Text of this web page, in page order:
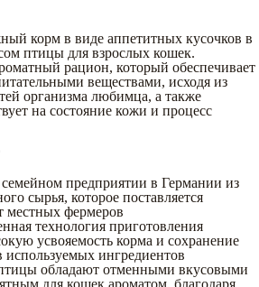
корм в виде аппетитных кусочков в
птицы для взрослых кошек.
рацион, который обеспечивает
веществами, исходя из
организма любимца, а также
на состояние кожи и процесс
семейном предприятии в Германии из
сырья, которое поставляется
местных фермеров
технология приготовления
усвояемость корма и сохранение
используемых ингредиентов
обладают отменными вкусовыми
для кошек ароматом, благодаря